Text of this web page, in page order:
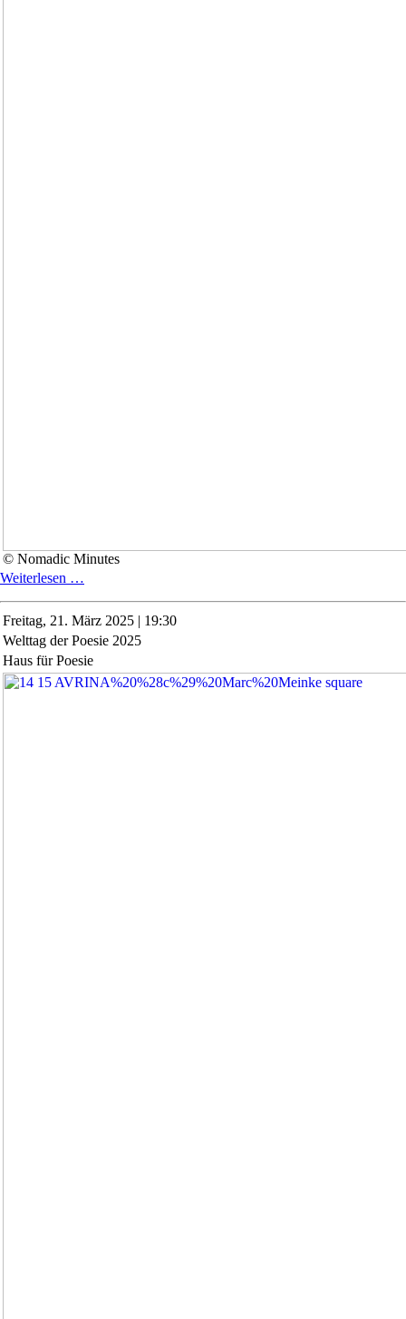
© Nomadic Minutes
Weiterlesen …
„To
Mom,
I
want
to
Freitag, 21. März 2025 | 19:30
Welttag der Poesie 2025
Haus für Poesie